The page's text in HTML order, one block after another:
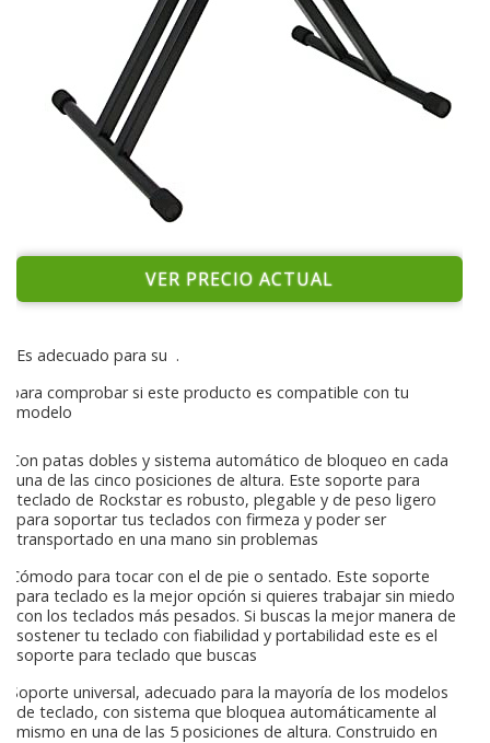
VER PRECIO ACTUAL
Es adecuado para su .
para comprobar si este producto es compatible con tu
modelo
Con patas dobles y sistema automático de bloqueo en cada
una de las cinco posiciones de altura. Este soporte para
teclado de Rockstar es robusto, plegable y de peso ligero
para soportar tus teclados con firmeza y poder ser
transportado en una mano sin problemas
Cómodo para tocar con el de pie o sentado. Este soporte
para teclado es la mejor opción si quieres trabajar sin miedo
con los teclados más pesados. Si buscas la mejor manera de
sostener tu teclado con fiabilidad y portabilidad este es el
soporte para teclado que buscas
Soporte universal, adecuado para la mayoría de los modelos
de teclado, con sistema que bloquea automáticamente al
mismo en una de las 5 posiciones de altura. Construido en